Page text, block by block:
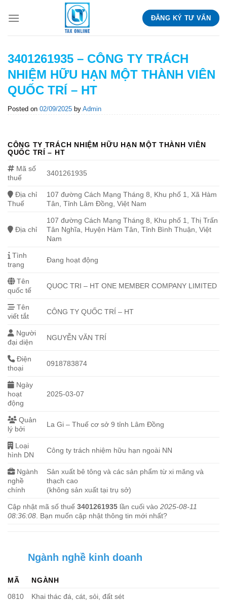
ĐĂNG KÝ TƯ VẤN
3401261935 – CÔNG TY TRÁCH
NHIỆM HỮU HẠN MỘT THÀNH VIÊN
QUỐC TRÍ – HT
Posted on 02/09/2025 by Admin
CÔNG TY TRÁCH NHIỆM HỮU HẠN MỘT THÀNH VIÊN
QUỐC TRÍ – HT
Mã số
thuế
3401261935
Địa chỉ
Thuế
107 đường Cách Mạng Tháng 8, Khu phố 1, Xã Hàm
Tân, Tỉnh Lâm Đồng, Việt Nam
Địa chỉ
107 đường Cách Mạng Tháng 8, Khu phố 1, Thị Trấn
Tân Nghĩa, Huyện Hàm Tân, Tỉnh Bình Thuận, Việt
Nam
Tình
trạng
Đang hoạt động
Tên
quốc tế
QUOC TRI – HT ONE MEMBER COMPANY LIMITED
Tên
viết tắt
CÔNG TY QUỐC TRÍ – HT
Người
đại diện
NGUYỄN VĂN TRÍ
Điện
thoại
0918783874
Ngày
hoạt
động
2025-03-07
Quản
lý bởi
La Gi – Thuế cơ sở 9 tỉnh Lâm Đồng
Loại
hình DN
Công ty trách nhiệm hữu hạn ngoài NN
Ngành
nghề
chính
Sản xuất bê tông và các sản phẩm từ xi măng và
thạch cao
(không sản xuất tại trụ sở)
Cập nhật mã số thuế 3401261935 lần cuối vào 2025-08-11
08:36:08 . Bạn muốn cập nhật thông tin mới nhất?
Ngành nghề kinh doanh
MÃ
NGÀNH
0810
Khai thác đá, cát, sỏi, đất sét